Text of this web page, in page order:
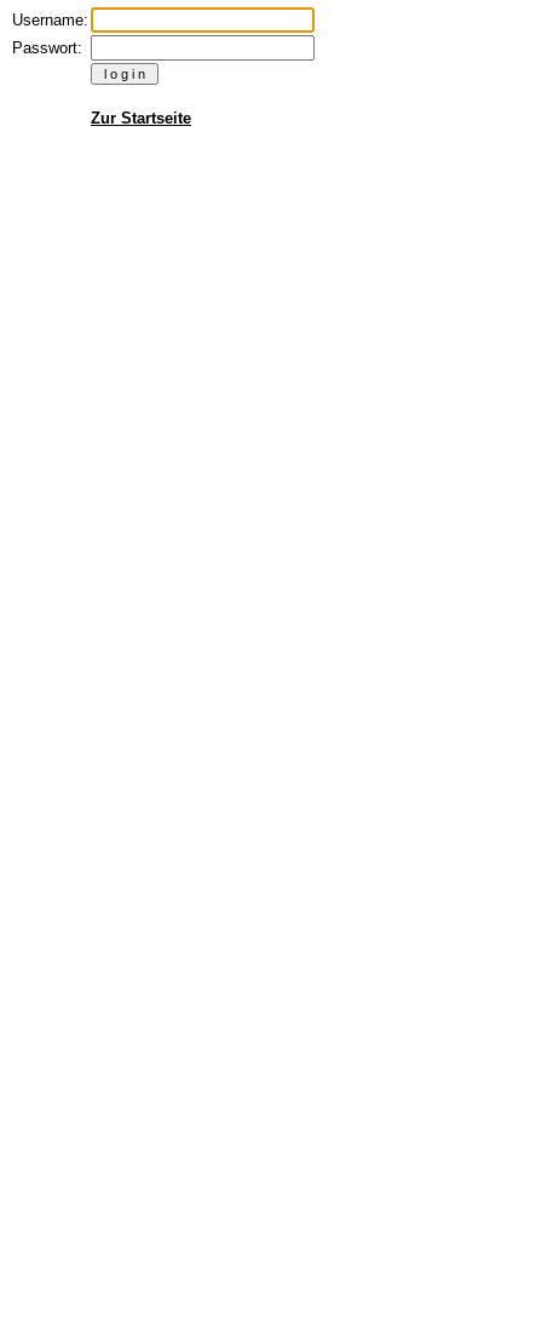
Username:
Passwort:
Zur Startseite